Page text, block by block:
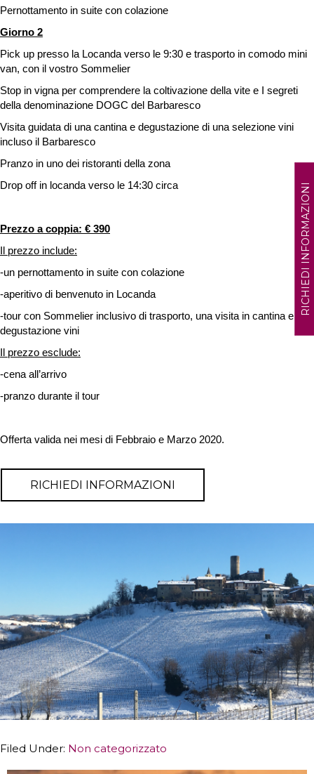
Pernottamento in suite con colazione
Giorno 2
Pick up presso la Locanda verso le 9:30 e trasporto in comodo mini
van, con il vostro Sommelier
Stop in vigna per comprendere la coltivazione della vite e I segreti
della denominazione DOGC del Barbaresco
Visita guidata di una cantina e degustazione di una selezione vini
incluso il Barbaresco
Pranzo in uno dei ristoranti della zona
Drop off in locanda verso le 14:30 circa
Prezzo a coppia: € 390
Il prezzo include:
-un pernottamento in suite con colazione
-aperitivo di benvenuto in Locanda
-tour con Sommelier inclusivo di trasporto, una visita in cantina e
degustazione vini
Il prezzo esclude:
-cena all’arrivo
-pranzo durante il tour
Offerta valida nei mesi di Febbraio e Marzo 2020.
RICHIEDI INFORMAZIONI
Filed Under: Non categorizzato
RICHIEDI INFORMAZIONI